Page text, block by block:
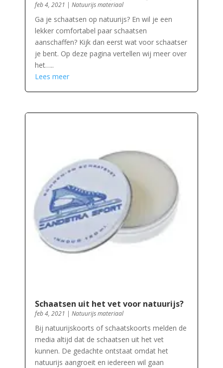
feb 4, 2021 Natuurijs materiaal
Ga je schaatsen op natuurijs? En wil je een
lekker comfortabel paar schaatsen
aanschaffen? Kijk dan eerst wat voor schaatser
je bent. Op deze pagina vertellen wij meer over
het…..
Lees meer
Schaatsen uit het vet voor natuurijs?
feb 4, 2021 | Natuurijs materiaal
Bij natuurijskoorts of schaatskoorts melden de
media altijd dat de schaatsen uit het vet
kunnen. De gedachte ontstaat omdat het
natuurijs aangroeit en iedereen wil gaan